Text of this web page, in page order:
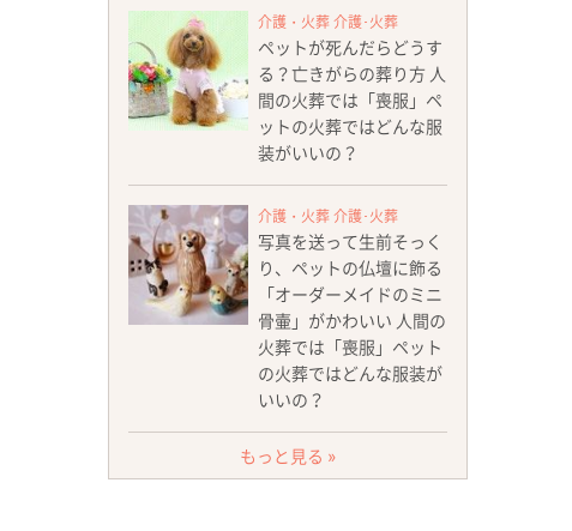
介護・火葬 介護･火葬
ペットが死んだらどうす
る？亡きがらの葬り方 人
間の火葬では「喪服」ペ
ットの火葬ではどんな服
装がいいの？
介護・火葬 介護･火葬
写真を送って生前そっく
り、ペットの仏壇に飾る
「オーダーメイドのミニ
骨壷」がかわいい 人間の
火葬では「喪服」ペット
の火葬ではどんな服装が
いいの？
もっと見る »